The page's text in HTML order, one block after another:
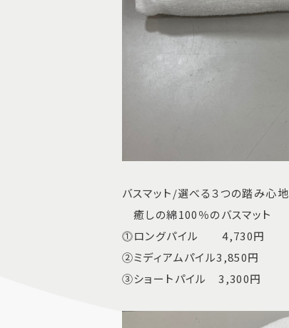
バスマット/選べる３つの踏み心地
癒しの綿100％のバスマット
⓵ロングパイル 4,730円
②ミディアムパイル3,850円
③ショートパイル 3,300円